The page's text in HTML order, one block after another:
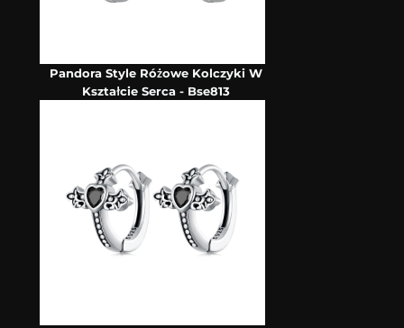
Pandora Style Różowe Kolczyki W
Kształcie Serca - Bse813